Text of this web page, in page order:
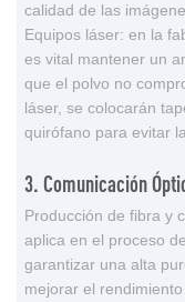
calidad de las
Equipos láser: en la
es vital mantener un
que el polvo no
láser, se colocarán
quirófano para evitar
3. Comunicación
Producción de fibra y
aplica en el proceso
garantizar una alta
mejorar el